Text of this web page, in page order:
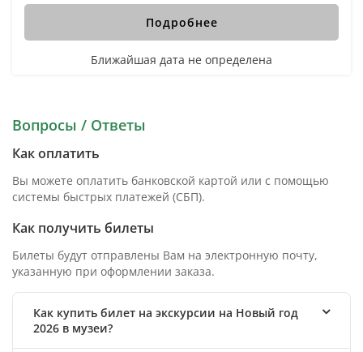
Подробнее
Ближайшая дата не определена
Вопросы / Ответы
Как оплатить
Вы можете оплатить банковской картой или с помощью
системы быстрых платежей (СБП).
Как получить билеты
Билеты будут отправлены Вам на электронную почту,
указанную при оформлении заказа.
Как купить билет на экскурсии на Новый год
2026 в музеи?